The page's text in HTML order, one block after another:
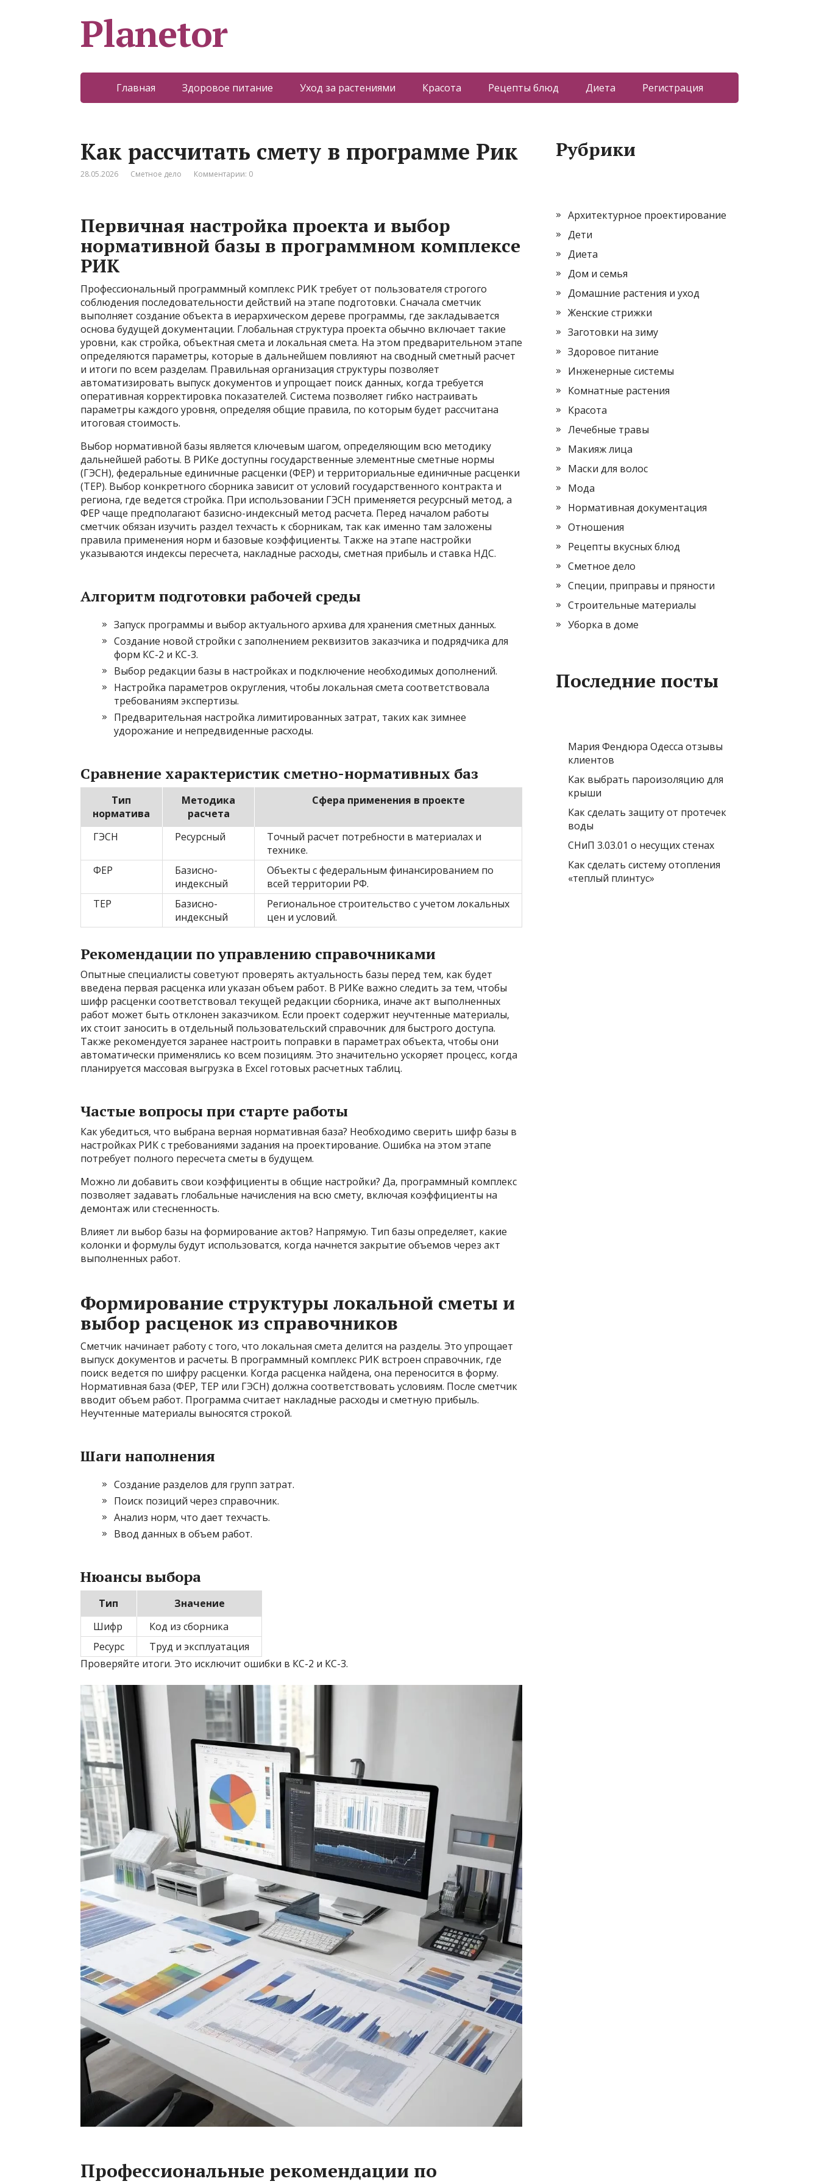
Planetor
Главная Здоровое питание Уход за растениями Красота Рецепты блюд Диета Регистрация
Как рассчитать смету в программе Рик
28.05.2026 Сметное дело Комментарии: 0
Первичная настройка проекта и выбор
нормативной базы в программном комплексе
РИК
Профессиональный программный комплекс РИК требует от пользователя строгого
соблюдения последовательности действий на этапе подготовки. Сначала сметчик
выполняет создание объекта в иерархическом дереве программы‚ где закладывается
основа будущей документации. Глобальная структура проекта обычно включает такие
уровни‚ как стройка‚ объектная смета и локальная смета. На этом предварительном этапе
определяются параметры‚ которые в дальнейшем повлияют на сводный сметный расчет
и итоги по всем разделам. Правильная организация структуры позволяет
автоматизировать выпуск документов и упрощает поиск данных‚ когда требуется
оперативная корректировка показателей. Система позволяет гибко настраивать
параметры каждого уровня‚ определяя общие правила‚ по которым будет рассчитана
итоговая стоимость.
Выбор нормативной базы является ключевым шагом‚ определяющим всю методику
дальнейшей работы. В РИКе доступны государственные элементные сметные нормы
(ГЭСН)‚ федеральные единичные расценки (ФЕР) и территориальные единичные расценки
(ТЕР). Выбор конкретного сборника зависит от условий государственного контракта и
региона‚ где ведется стройка. При использовании ГЭСН применяется ресурсный метод‚ а
ФЕР чаще предполагают базисно-индексный метод расчета. Перед началом работы
сметчик обязан изучить раздел техчасть к сборникам‚ так как именно там заложены
правила применения норм и базовые коэффициенты. Также на этапе настройки
указываются индексы пересчета‚ накладные расходы‚ сметная прибыль и ставка НДС.
Алгоритм подготовки рабочей среды
Запуск программы и выбор актуального архива для хранения сметных данных.
Создание новой стройки с заполнением реквизитов заказчика и подрядчика для
форм КС-2 и КС-3.
Выбор редакции базы в настройках и подключение необходимых дополнений.
Настройка параметров округления‚ чтобы локальная смета соответствовала
требованиям экспертизы.
Предварительная настройка лимитированных затрат‚ таких как зимнее
удорожание и непредвиденные расходы.
Сравнение характеристик сметно-нормативных баз
Тип
норматива
Методика
расчета
Сфера применения в проекте
ГЭСН Ресурсный
Точный расчет потребности в материалах и
технике.
ФЕР
Базисно-
индексный
Объекты с федеральным финансированием по
всей территории РФ.
ТЕР
Базисно-
индексный
Региональное строительство с учетом локальных
цен и условий.
Рекомендации по управлению справочниками
Опытные специалисты советуют проверять актуальность базы перед тем‚ как будет
введена первая расценка или указан объем работ. В РИКе важно следить за тем‚ чтобы
шифр расценки соответствовал текущей редакции сборника‚ иначе акт выполненных
работ может быть отклонен заказчиком. Если проект содержит неучтенные материалы‚
их стоит заносить в отдельный пользовательский справочник для быстрого доступа.
Также рекомендуется заранее настроить поправки в параметрах объекта‚ чтобы они
автоматически применялись ко всем позициям. Это значительно ускоряет процесс‚ когда
планируется массовая выгрузка в Excel готовых расчетных таблиц.
Частые вопросы при старте работы
Как убедиться‚ что выбрана верная нормативная база? Необходимо сверить шифр базы в
настройках РИК с требованиями задания на проектирование. Ошибка на этом этапе
потребует полного пересчета сметы в будущем.
Можно ли добавить свои коэффициенты в общие настройки? Да‚ программный комплекс
позволяет задавать глобальные начисления на всю смету‚ включая коэффициенты на
демонтаж или стесненность.
Влияет ли выбор базы на формирование актов? Напрямую. Тип базы определяет‚ какие
колонки и формулы будут использоватся‚ когда начнется закрытие объемов через акт
выполненных работ.
Формирование структуры локальной сметы и
выбор расценок из справочников
Сметчик начинает работу с того‚ что локальная смета делится на разделы. Это упрощает
выпуск документов и расчеты. В программный комплекс РИК встроен справочник‚ где
поиск ведется по шифру расценки. Когда расценка найдена‚ она переносится в форму.
Нормативная база (ФЕР‚ ТЕР или ГЭСН) должна соответствовать условиям. После сметчик
вводит объем работ. Программа считает накладные расходы и сметную прибыль.
Неучтенные материалы выносятся строкой.
Шаги наполнения
Создание разделов для групп затрат.
Поиск позиций через справочник.
Анализ норм‚ что дает техчасть.
Ввод данных в объем работ.
Нюансы выбора
Тип
Значение
Шифр
Код из сборника
Ресурс
Труд и эксплуатация
Проверяйте итоги. Это исключит ошибки в КС-2 и КС-3.
Профессиональные рекомендации по
Рубрики
Архитектурное проектирование
Дети
Диета
Дом и семья
Домашние растения и уход
Женские стрижки
Заготовки на зиму
Здоровое питание
Инженерные системы
Комнатные растения
Красота
Лечебные травы
Макияж лица
Маски для волос
Мода
Нормативная документация
Отношения
Рецепты вкусных блюд
Сметное дело
Специи, приправы и пряности
Строительные материалы
Уборка в доме
Последние посты
Мария Фендюра Одесса отзывы
клиентов
Как выбрать пароизоляцию для
крыши
Как сделать защиту от протечек
воды
СНиП 3.03.01 о несущих стенах
Как сделать систему отопления
«теплый плинтус»